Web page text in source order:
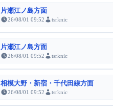
片瀬江ノ島方面
26/08/01 09:52 tsrknic
片瀬江ノ島方面
26/08/01 09:52 tsrknic
相模大野・新宿・千代田線方面
26/08/01 09:52 tsrknic